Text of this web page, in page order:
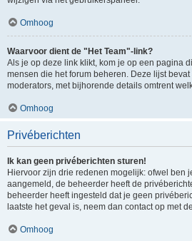
Omhoog
Waarvoor dient de "Het Team"-link?
Als je op deze link klikt, kom je op een pagina
mensen die het forum beheren. Deze lijst
moderators, met bijhorende details omtrent
Omhoog
Privéberichten
Ik kan geen privéberichten sturen!
Hiervoor zijn drie redenen mogelijk: ofwel ben
aangemeld, de beheerder heeft de
beheerder heeft ingesteld dat je geen
laatste het geval is, neem dan contact op met
Omhoog